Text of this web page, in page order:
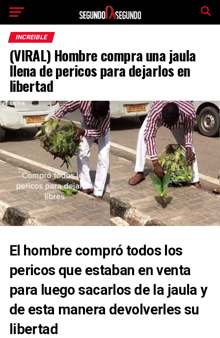
INCREIBLE
(VIRAL) Hombre compra una jaula
llena de pericos para dejarlos en
libertad
El hombre compró todos los
pericos que estaban en venta
para luego sacarlos de la jaula y
de esta manera devolverles su
libertad